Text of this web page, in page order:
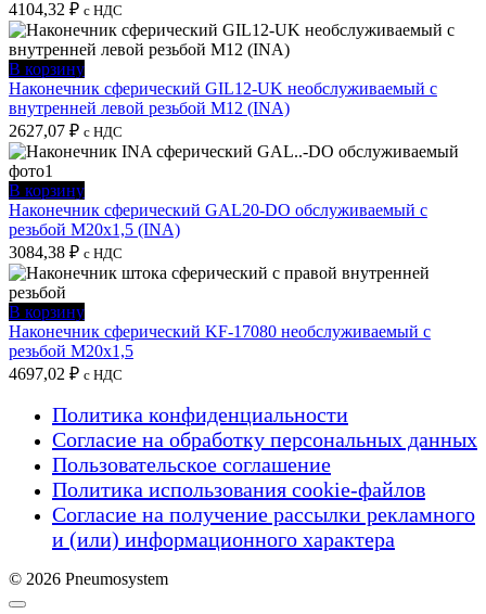
4104,32 ₽ с НДС
В корзину
Наконечник сферический GIL12-UK необслуживаемый с
внутренней левой резьбой M12 (INA)
2627,07 ₽ с НДС
В корзину
Наконечник сферический GAL20-DO обслуживаемый с
резьбой M20x1,5 (INA)
3084,38 ₽ с НДС
В корзину
Наконечник сферический KF-17080 необслуживаемый с
резьбой M20x1,5
4697,02 ₽ с НДС
Политика конфиденциальности
Согласие на обработку персональных данных
Пользовательское соглашение
Политика использования cookie-файлов
Согласие на получение рассылки рекламного
и (или) информационного характера
© 2026 Pneumosystem